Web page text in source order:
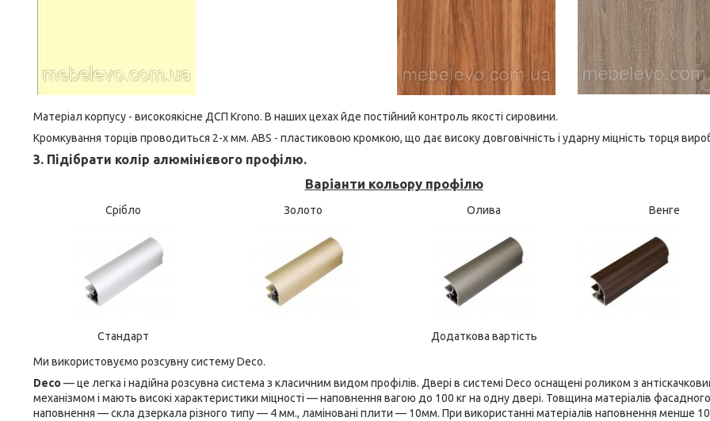
Матеріал корпусу - високоякісне ДСП Krono. В наших цехах йде постійний контроль якості сировини.
Кромкування торців проводиться 2-х мм. ABS - пластиковою кромкою, що дає високу довговічність і ударну міцність торця
3. Підібрати колір алюмінієвого профілю.
Варіанти кольору профілю
Срібло Золото Олива Венге
Стандарт
Додаткова вартість
Ми використовуємо розсувну систему Deco.
Deco — це легка і надійна розсувна система з класичним видом профілів. Двері в системі Deco оснащені роликом з
механізмом і мають високі характеристики міцності — наповнення вагою до 100 кг на одну двері. Товщина матеріалів фасадного
наповнення — скла дзеркала різного типу — 4 мм., ламіновані плити — 10мм. При використанні матеріалів наповнення менше